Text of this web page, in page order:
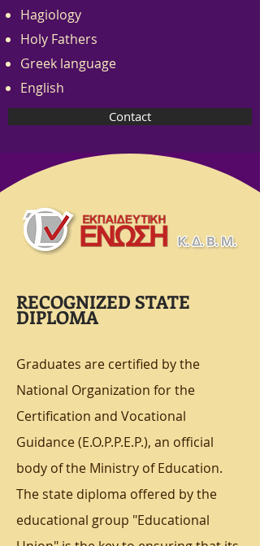
Hagiology
Holy Fathers
Greek language
English
Contact
RECOGNIZED STATE
DIPLOMA
Graduates are certified by the
National Organization for the
Certification and Vocational
Guidance (E.O.P.P.E.P.), an official
body of the Ministry of Education.
The state diploma offered by the
educational group "Educational